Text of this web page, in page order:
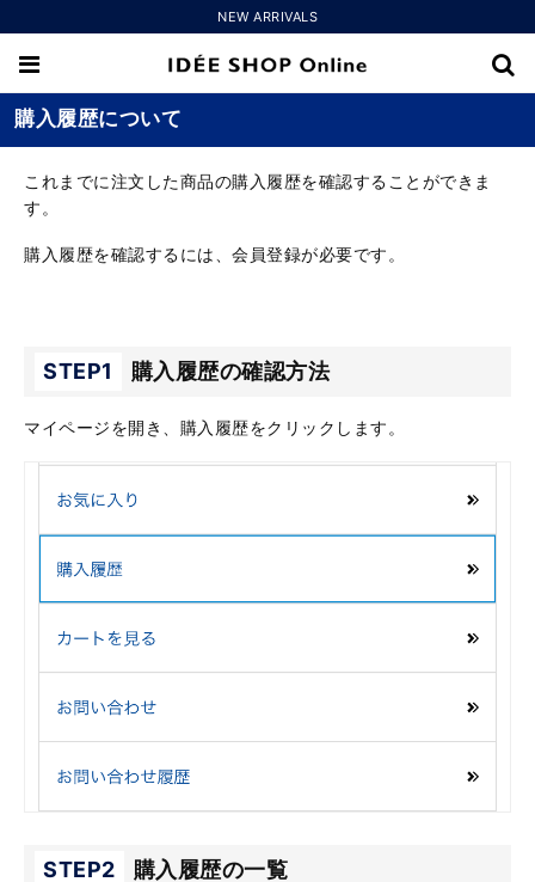
NEW ARRIVALS
購入履歴について
これまでに注文した商品の購入履歴を確認することができま
す。
購入履歴を確認するには、会員登録が必要です。
STEP1 購入履歴の確認方法
マイページを開き、購入履歴をクリックします。
STEP2 購入履歴の一覧